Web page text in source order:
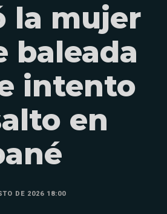
la mujer
baleada
intento
en
DE 2026 18:00